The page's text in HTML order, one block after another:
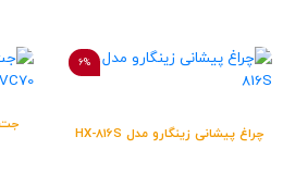
6%
چراغ پیشانی زینگارو مدل HX-816S